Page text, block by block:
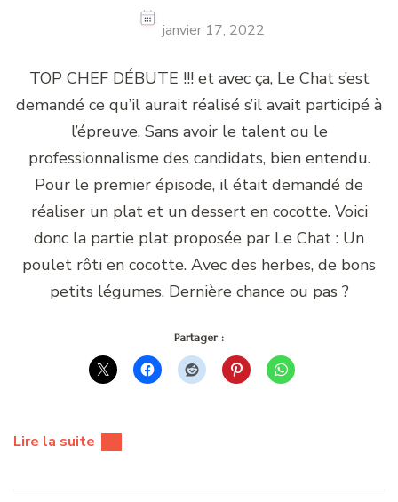
janvier 17, 2022
TOP CHEF DÉBUTE !!! et avec ça, Le Chat s’est
demandé ce qu’il aurait réalisé s’il avait participé à
l’épreuve. Sans avoir le talent ou le
professionnalisme des candidats, bien entendu.
Pour le premier épisode, il était demandé de
réaliser un plat et un dessert en cocotte. Voici
donc la partie plat proposée par Le Chat : Un
poulet rôti en cocotte. Avec des herbes, de bons
petits légumes. Dernière chance ou pas ?
Partager :
Lire la suite